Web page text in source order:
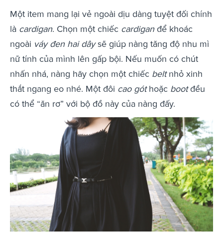
Một item mang lại vẻ ngoài dịu dàng tuyệt đối chính
là cardigan. Chọn một chiếc cardiganđể khoác
ngoài váy đen hai dâysẽ giúp nàng tăng độ nhu mì
nữ tính của mình lên gấp bội. Nếu muốn có chút
nhấn nhá, nàng hãy chọn một chiếc beltnhỏ xinh
thắt ngang eo nhé. Một đôi cao góthoặc bootđều
có thể “ăn rơ” với bộ đồ này của nàng đấy.